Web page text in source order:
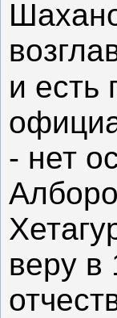
и есть
- нет
веру в